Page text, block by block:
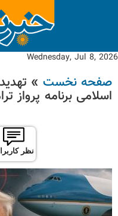
Wednesday, Jul 8, 2026
صفحه نخست »
اسلامی برنامه پرواز
نظر